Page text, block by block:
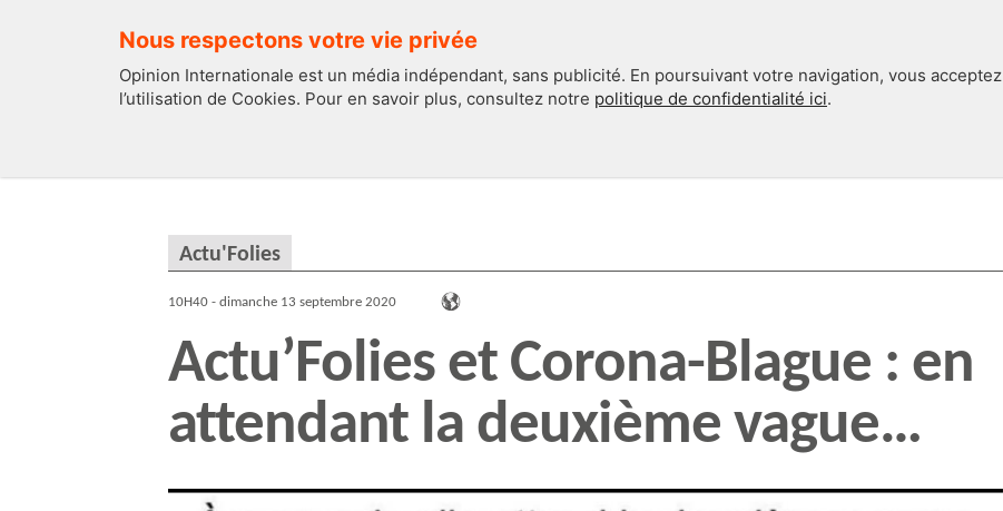
Nous respectons votre vie privée
Opinion Internationale est un média indépendant, sans publicité. En poursuivant votre navigation, vous acceptez
l’utilisation de Cookies. Pour en savoir plus, consultez notre politique de confidentialité ici.
Actu'Folies
10H40 - dimanche 13 septembre 2020
Actu’Folies et Corona-Blague : en
attendant la deuxième vague…